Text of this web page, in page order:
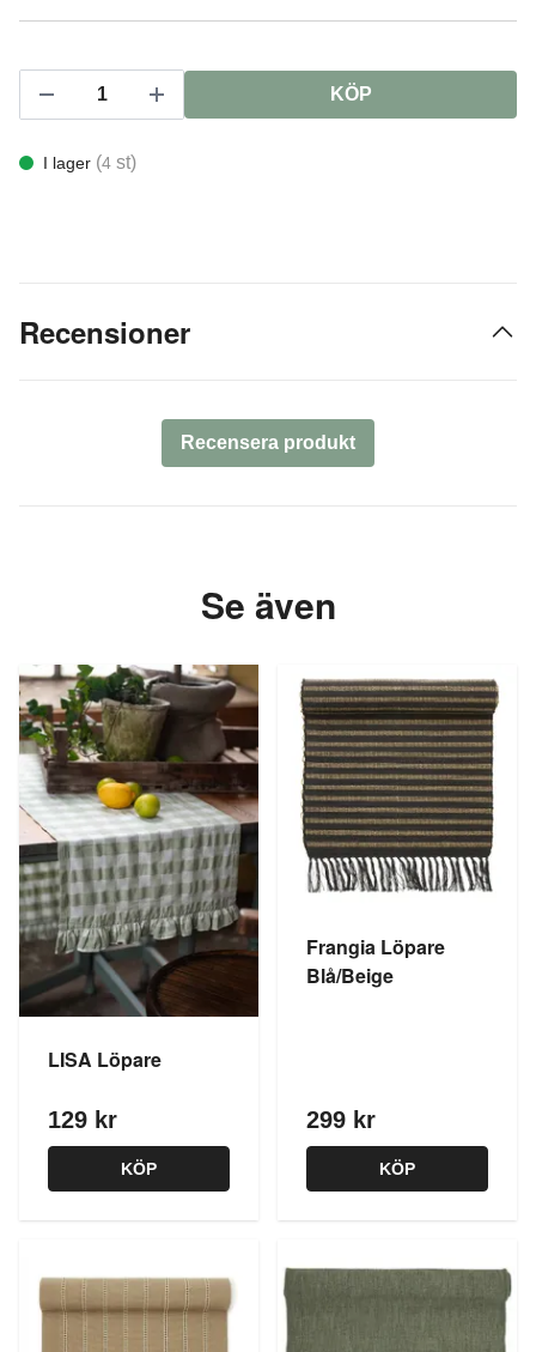
KÖP
I lager (4 st)
Recensioner
Recensera produkt
Se även
LISA Löpare
129 kr
KÖP
Frangia Löpare
Blå/Beige
299 kr
KÖP